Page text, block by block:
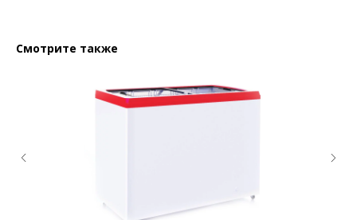
Смотрите также